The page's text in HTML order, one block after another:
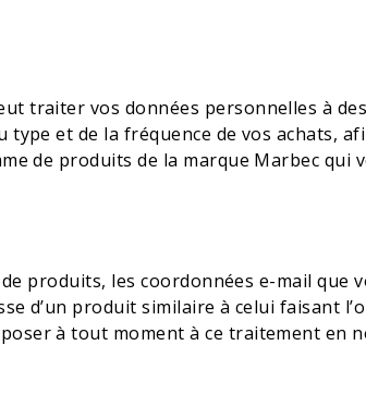
traiter vos données personnelles à
et de la fréquence de vos achats,
de produits de la marque Marbec qui
produits, les coordonnées e-mail que
d’un produit similaire à celui faisant
à tout moment à ce traitement en